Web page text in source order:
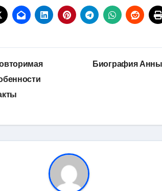
Биография Анны